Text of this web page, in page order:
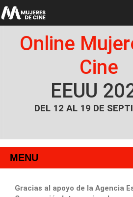
Online
Cine
EEUU
DEL 12 AL 19 DE
MENU
Gracias al apoyo de la Agencia